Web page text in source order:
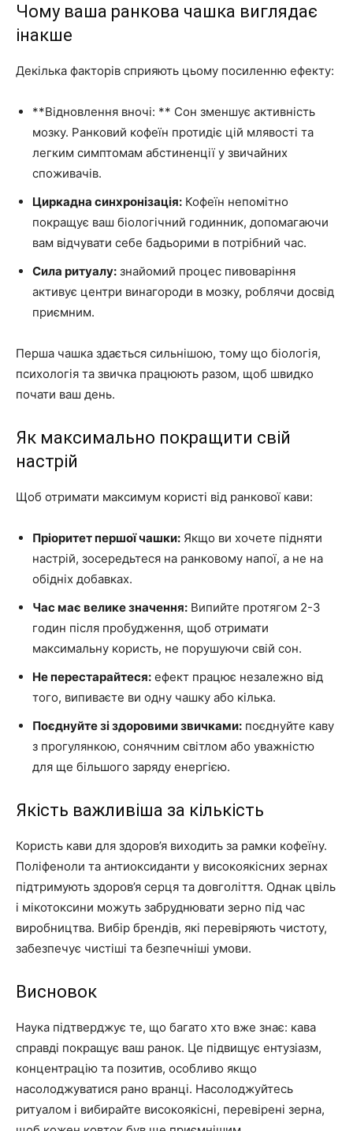
Чому ваша ранкова чашка виглядає
інакше
Декілька факторів сприяють цьому посиленню ефекту:
**Відновлення вночі: ** Сон зменшує активність
мозку. Ранковий кофеїн протидіє цій млявості та
легким симптомам абстиненції у звичайних
споживачів.
Циркадна синхронізація: Кофеїн непомітно
покращує ваш біологічний годинник, допомагаючи
вам відчувати себе бадьорими в потрібний час.
Сила ритуалу: знайомий процес пивоваріння
активує центри винагороди в мозку, роблячи досвід
приємним.
Перша чашка здається сильнішою, тому що біологія,
психологія та звичка працюють разом, щоб швидко
почати ваш день.
Як максимально покращити свій
настрій
Щоб отримати максимум користі від ранкової кави:
Пріоритет першої чашки: Якщо ви хочете підняти
настрій, зосередьтеся на ранковому напої, а не на
обідніх добавках.
Час має велике значення: Випийте протягом 2-3
годин після пробудження, щоб отримати
максимальну користь, не порушуючи свій сон.
Не перестарайтеся: ефект працює незалежно від
того, випиваєте ви одну чашку або кілька.
Поєднуйте зі здоровими звичками: поєднуйте каву
з прогулянкою, сонячним світлом або уважністю
для ще більшого заряду енергією.
Якість важливіша за кількість
Користь кави для здоров’я виходить за рамки кофеїну.
Поліфеноли та антиоксиданти у високоякісних зернах
підтримують здоров’я серця та довголіття. Однак цвіль
і мікотоксини можуть забруднювати зерно під час
виробництва. Вибір брендів, які перевіряють чистоту,
забезпечує чистіші та безпечніші умови.
Висновок
Наука підтверджує те, що багато хто вже знає: кава
справді покращує ваш ранок. Це підвищує ентузіазм,
концентрацію та позитив, особливо якщо
насолоджуватися рано вранці. Насолоджуйтесь
ритуалом і вибирайте високоякісні, перевірені зерна,